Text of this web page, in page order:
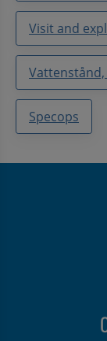
Visit and
Specops